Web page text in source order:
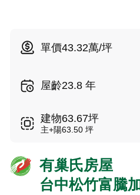
單價43.32萬/坪
屋齡23.8 年
建物63.67坪
主+陽63.50 坪
有巢氏房屋
台中松竹富騰